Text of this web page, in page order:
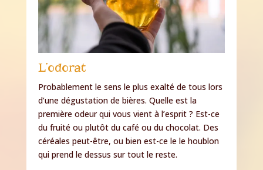
L’odorat
Probablement le sens le plus exalté de tous lors
d’une dégustation de bières. Quelle est la
première odeur qui vous vient à l’esprit ? Est-ce
du fruité ou plutôt du café ou du chocolat. Des
céréales peut-être, ou bien est-ce le le houblon
qui prend le dessus sur tout le reste.